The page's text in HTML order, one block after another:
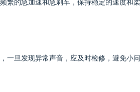
繁的急加速和急刹车，保持稳定的速度和
一旦发现异常声音，应及时检修，避免小